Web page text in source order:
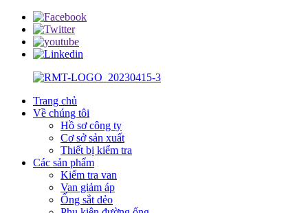
Trang chủ
Về chúng tôi
Hồ sơ công ty
Cơ sở sản xuất
Thiết bị kiểm tra
Các sản phẩm
Kiểm tra van
Van giảm áp
Ống sắt dẻo